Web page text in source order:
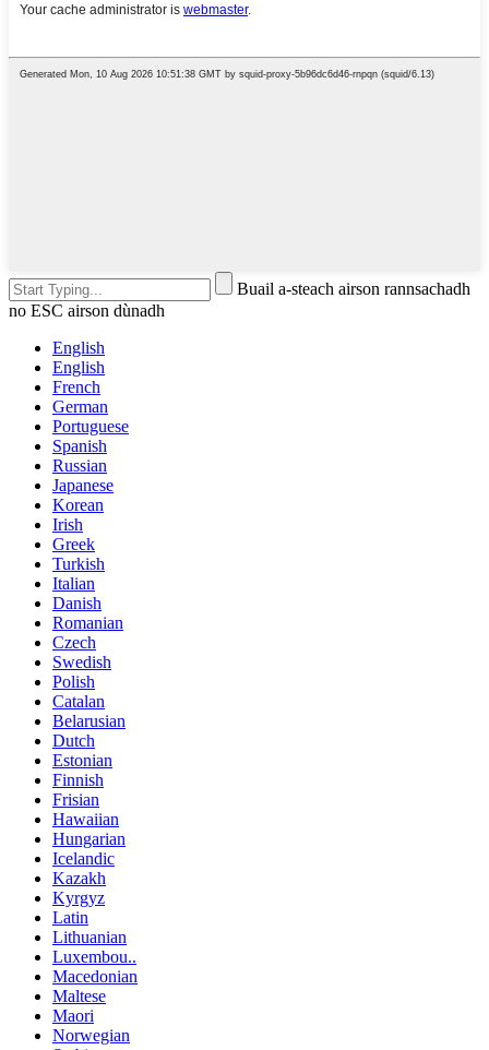
Buail a-steach airson rannsachadh
no ESC airson dùnadh
English
English
French
German
Portuguese
Spanish
Russian
Japanese
Korean
Irish
Greek
Turkish
Italian
Danish
Romanian
Czech
Swedish
Polish
Catalan
Belarusian
Dutch
Estonian
Finnish
Frisian
Hawaiian
Hungarian
Icelandic
Kazakh
Kyrgyz
Latin
Lithuanian
Luxembou..
Macedonian
Maltese
Maori
Norwegian